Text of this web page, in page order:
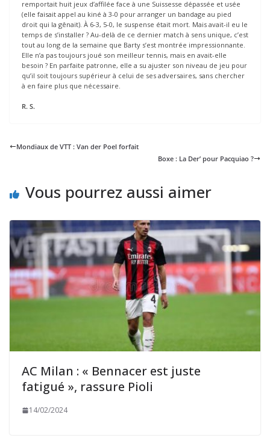
remportait huit jeux d’affilée face à une Suissesse dépassée et usée
(elle faisait appel au kiné à 3-0 pour arranger un bandage au pied
droit qui la gênait). À 6-3, 5-0, le suspense était mort. Mais avait-il eu le
temps de s’installer ? Au-delà de ce dernier match à sens unique, c’est
tout au long de la semaine que Barty s’est montrée impressionnante.
Elle n’a pas toujours joué son meilleur tennis, mais en avait-elle
besoin ? En parfaite patronne, elle a su ajuster son niveau de jeu pour
qu’il soit toujours supérieur à celui de ses adversaires, sans chercher
à en faire plus que nécessaire.
R. S.
Mondiaux de VTT : Van der Poel forfait
Boxe : La Der’ pour Pacquiao ?
Vous pourrez aussi aimer
AC Milan : « Bennacer est juste
fatigué », rassure Pioli
14/02/2024